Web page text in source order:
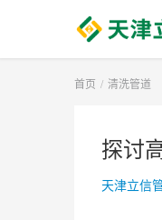
首页 清洗管道
探讨
天津立信